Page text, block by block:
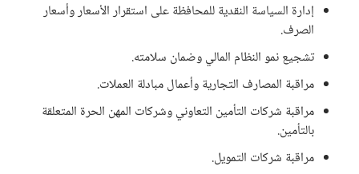
إدارة السياسة النقدية للمحافظة على استقرار الأسعار وأسعار
الصرف.
تشجيع نمو النظام المالي وضمان سلامته.
مراقبة المصارف التجارية وأعمال مبادلة العملات.
مراقبة شركات التأمين التعاوني وشركات المهن الحرة المتعلقة
بالتأمين.
مراقبة شركات التمويل.